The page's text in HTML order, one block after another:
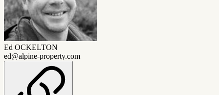
Ed OCKELTON
ed@alpine-property.com